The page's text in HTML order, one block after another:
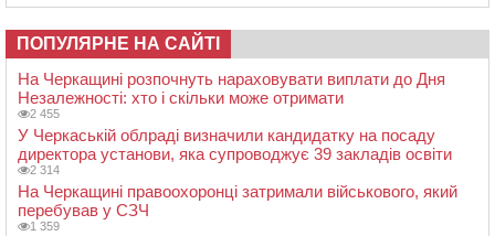
ПОПУЛЯРНЕ НА САЙТІ
На Черкащині розпочнуть нараховувати виплати до Дня
Незалежності: хто і скільки може отримати
2 455
У Черкаській облраді визначили кандидатку на посаду
директора установи, яка супроводжує 39 закладів освіти
2 314
На Черкащині правоохоронці затримали військового, який
перебував у СЗЧ
1 359